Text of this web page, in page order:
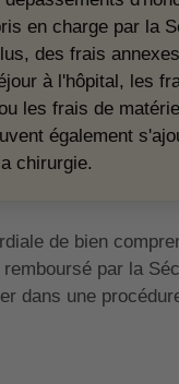
en charge par la
des frais
à l'hôpital, les
les frais de matériel
également
chirurgie.
de bien
par la
dans une